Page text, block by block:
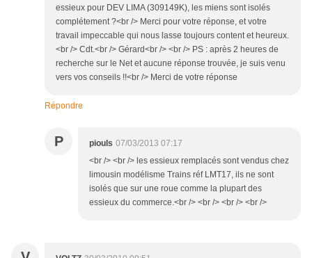
essieux pour DEV LIMA (309149K), les miens sont isolés
complétement ?<br /> Merci pour votre réponse, et votre
travail impeccable qui nous lasse toujours content et heureux.
<br /> Cdt.<br /> Gérard<br /> <br /> PS : après 2 heures de
recherche sur le Net et aucune réponse trouvée, je suis venu
vers vos conseils !!<br /> Merci de votre réponse
Répondre
P piouls 07/03/2013 07:17
<br /> <br /> les essieux remplacés sont vendus chez
limousin modélisme Trains réf LMT17, ils ne sont
isolés que sur une roue comme la plupart des
essieux du commerce.<br /> <br /> <br /> <br />